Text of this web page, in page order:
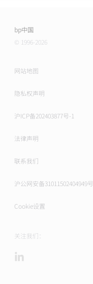
bp中国
© 1996-2026
网站地图
隐私权声明
沪ICP备202403877号-1
法律声明
联系我们
沪公网安备31011502404949号
Cookie设置
关注我们：